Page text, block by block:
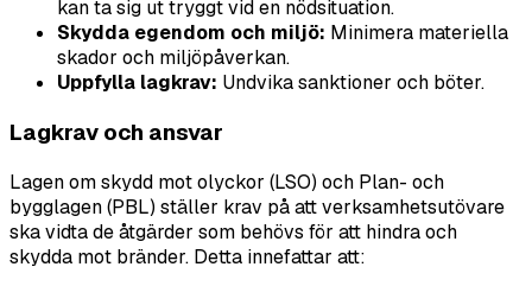
kan ta sig ut tryggt vid en nödsituation.
Skydda egendom och miljö: Minimera materiella
skador och miljöpåverkan.
Uppfylla lagkrav: Undvika sanktioner och böter.
Lagkrav och ansvar
Lagen om skydd mot olyckor (LSO) och Plan- och
bygglagen (PBL) ställer krav på att verksamhetsutövare
ska vidta de åtgärder som behövs för att hindra och
skydda mot bränder. Detta innefattar att: